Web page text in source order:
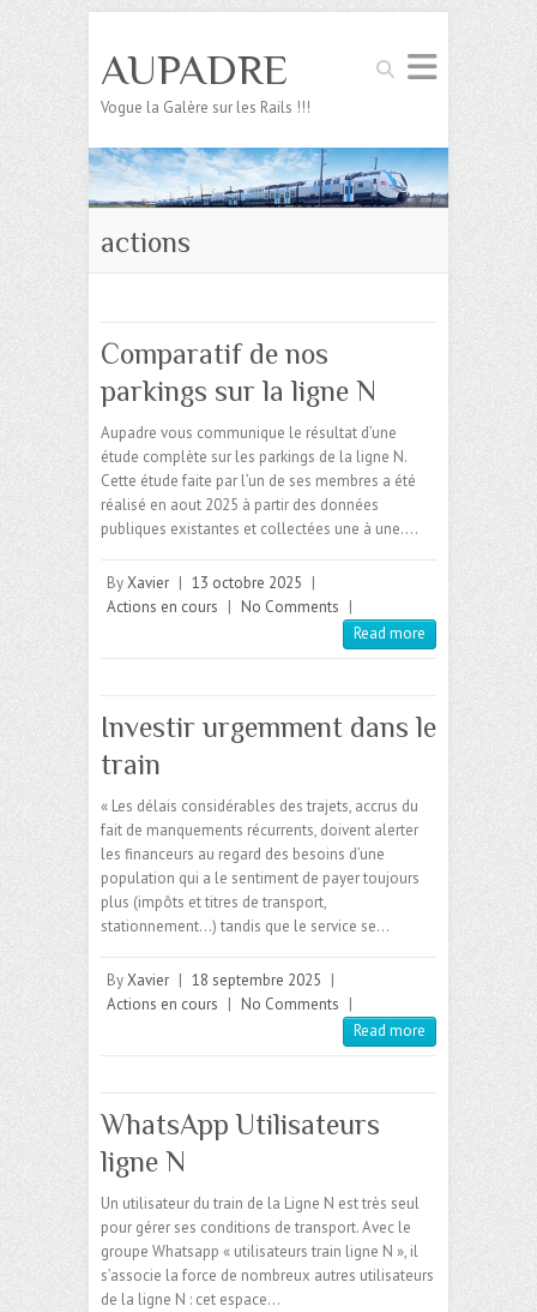
Search
AUPADRE
Vogue la Galère sur les Rails !!!
actions
Comparatif de nos
parkings sur la ligne N
Aupadre vous communique le résultat d’une
étude complète sur les parkings de la ligne N.
Cette étude faite par l’un de ses membres a été
réalisé en aout 2025 à partir des données
publiques existantes et collectées une à une.…
ByXavier | 13 octobre 2025 |
Actions en cours | No Comments |
Read more
Investir urgemment dans le
train
« Les délais considérables des trajets, accrus du
fait de manquements récurrents, doivent alerter
les financeurs au regard des besoins d’une
population qui a le sentiment de payer toujours
plus (impôts et titres de transport,
stationnement…) tandis que le service se…
ByXavier | 18 septembre 2025 |
Actions en cours | No Comments |
Read more
WhatsApp Utilisateurs
ligne N
Un utilisateur du train de la Ligne N est très seul
pour gérer ses conditions de transport. Avec le
groupe Whatsapp « utilisateurs train ligne N », il
s’associe la force de nombreux autres utilisateurs
de la ligne N : cet espace…